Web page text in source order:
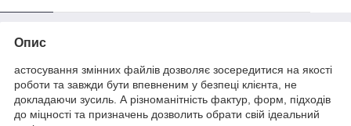
Опис
астосування змінних файлів дозволяє зосередитися на якості
роботи та завжди бути впевненим у безпеці клієнта, не
докладаючи зусиль. А різноманітність фактур, форм, підходів
до міцності та призначень дозволить обрати свій ідеальний